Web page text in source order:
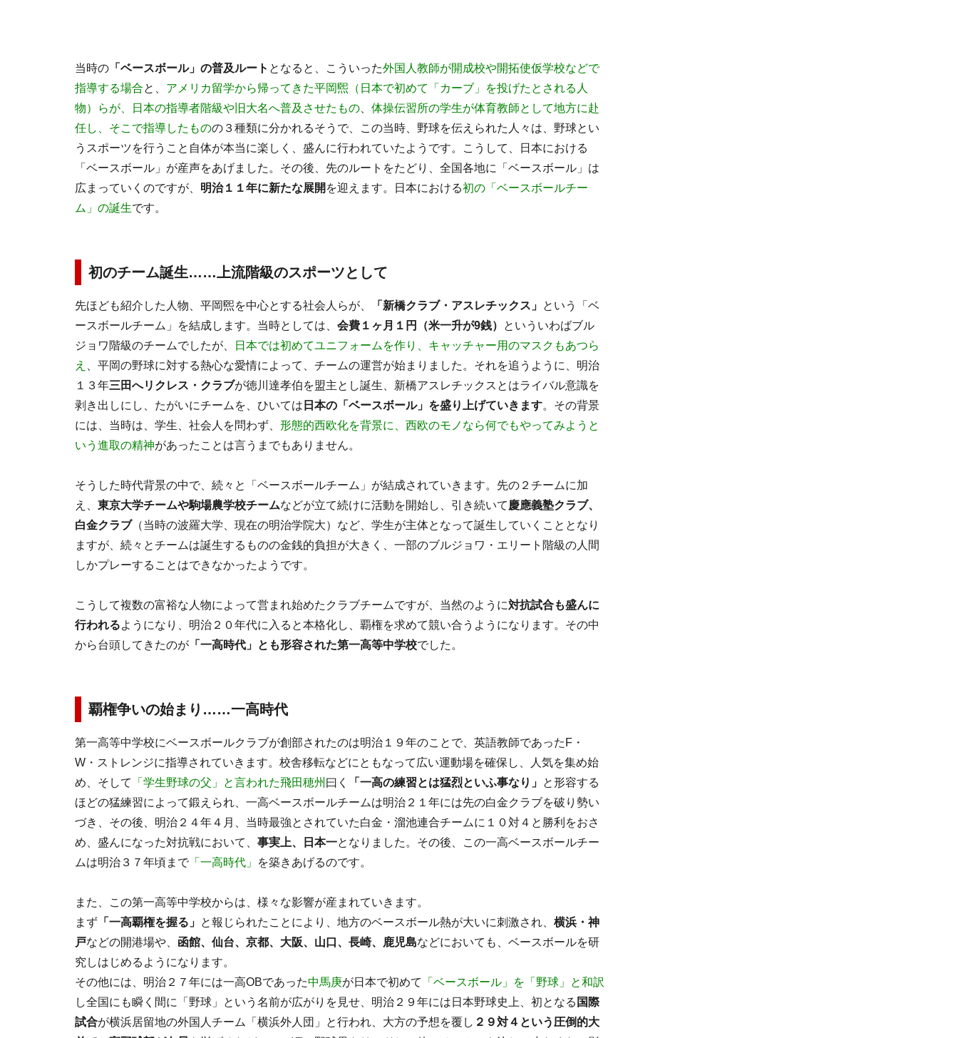
当時の 「ベースボール」の普及ルート となると、こういった外国人教師が開成校や開拓使仮学校などで
指導する場合と、 アメリカ留学から帰ってきた平岡煕（日本で初めて「カーブ」を投げたとされる人
物）らが、日本の指導者階級や旧大名へ普及させたもの
体操伝習所の学生が体育教師として地方に赴
任し、そこで指導したものの３種類に分かれるそうで、この当時、野球を伝えられた人々は、野球とい
うスポーツを行うこと自体が本当に楽しく、盛んに行われていたようです。こうして、日本における
「ベースボール」が産声をあげました。その後、先のルートをたどり、全国各地に「ベースボール」は
広まっていくのですが、 明治１１年に新たな展開 を迎えます。日本における初の「ベースボールチー
ム」の誕生です。
初のチーム誕生……上流階級のスポーツとして
先ほども紹介した人物、平岡煕を中心とする社会人らが、 「新橋クラブ・アスレチックス」 という「ベ
ースボールチーム」を結成します。当時としては、 会費１ヶ月１円（米一升が9銭）
といういわばブル
ジョワ階級のチームでしたが、
日本では初めてユニフォームを作り、キャッチャー用のマスクもあつら
え
、平岡の野球に対する熱心な愛情によって、チームの運営が始まりました。それを追うように、明治
１３年三田へリクレス・クラブが徳川達孝伯を盟主とし誕生、新橋アスレチックスとはライバル意識を
剥き出しにし、たがいにチームを、ひいては 日本の「ベースボール」を盛り上げていきます。その背景
には、当時は、学生、社会人を問わず、 形態的西欧化を背景に、西欧のモノなら何でもやってみようと
いう進取の精神があったことは言うまでもありません。
そうした時代背景の中で、続々と「ベースボールチーム」が結成されていきます。先の２チームに加
え、 東京大学チームや駒場農学校チームなどが立て続けに活動を開始し、引き続いて 慶應義塾クラブ、
白金クラブ（当時の波羅大学、現在の明治学院大）など、学生が主体となって誕生していくこととなり
ますが、続々とチームは誕生するものの金銭的負担が大きく、一部のブルジョワ・エリート階級の人間
しかプレーすることはできなかったようです。
こうして複数の富裕な人物によって営まれ始めたクラブチームですが、当然のように対抗試合も盛んに
行われるようになり、明治２０年代に入ると本格化し、覇権を求めて競い合うようになります。その中
から台頭してきたのが 「一高時代」とも形容された第一高等中学校でした。
覇権争いの始まり……一高時代
第一高等中学校にベースボールクラブが創部されたのは明治１９年のことで、英語教師であったF・
W・ストレンジに指導されていきます。校舎移転などにともなって広い運動場を確保し、人気を集め始
め、そして
「学生野球の父」と言われた飛田穂州 曰く 「一高の練習とは猛烈といふ事なり」 と形容する
ほどの猛練習によって鍛えられ、一高ベースボールチームは明治２１年には先の白金クラブを破り勢い
づき、その後、明治２４年４月、当時最強とされていた白金・溜池連合チームに１０対４と勝利をおさ
め、盛んになった対抗戦において、 事実上、日本一となりました。その後、この一高ベースボールチー
ムは明治３７年頃まで 「一高時代」 を築きあげるのです。
また、この第一高等中学校からは、様々な影響が産まれていきます。
まず 「一高覇権を握る」 と報じられたことにより、地方のベースボール熱が大いに刺激され、 横浜・神
戸などの開港場や、 函館、仙台、京都、大阪、山口、長崎、鹿児島などにおいても、ベースボールを研
究しはじめるようになります。
その他には、明治２７年には一高OBであった中馬庚が日本で初めて
「ベースボール」を「野球」と和訳
し全国にも瞬く間に「野球」という名前が広がりを見せ、明治２９年には日本野球史上、初となる 国際
試合が横浜居留地の外国人チーム「横浜外人団」と行われ、大方の予想を覆し ２９対４という圧倒的大